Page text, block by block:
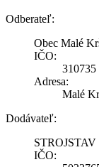
Odberateľ:
Obec Malé
IČO:
310735
Adresa:
Malé
Dodávateľ:
STROJSTAV
IČO: